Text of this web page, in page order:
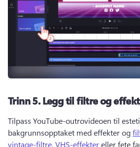
Trinn 5.Legg til filtre og
Tilpass YouTube-outrovideoen til
bakgrunnsopptaket med effekter og
vintage-filtre, VHS-effekter eller fete